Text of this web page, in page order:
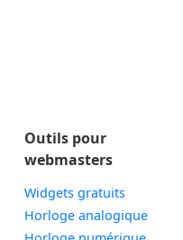
Outils pour
webmasters
Widgets gratuits
Horloge analogiqueWidget
Widget